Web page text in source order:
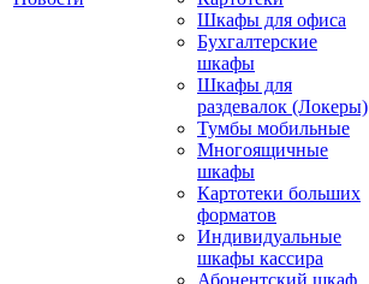
Шкафы для офиса
Бухгалтерские
шкафы
Шкафы для
раздевалок (Локеры)
Тумбы мобильные
Многоящичные
шкафы
Картотеки больших
форматов
Индивидуальные
шкафы кассира
Абонентский шкаф